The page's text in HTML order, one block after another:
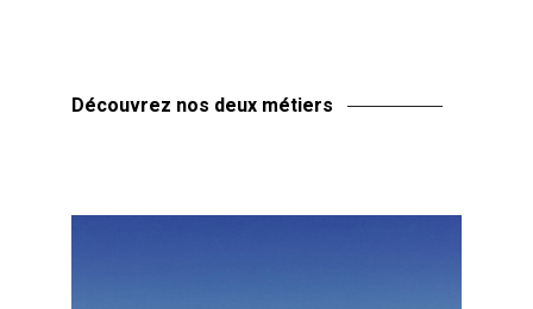
Découvrez nos deux métiers